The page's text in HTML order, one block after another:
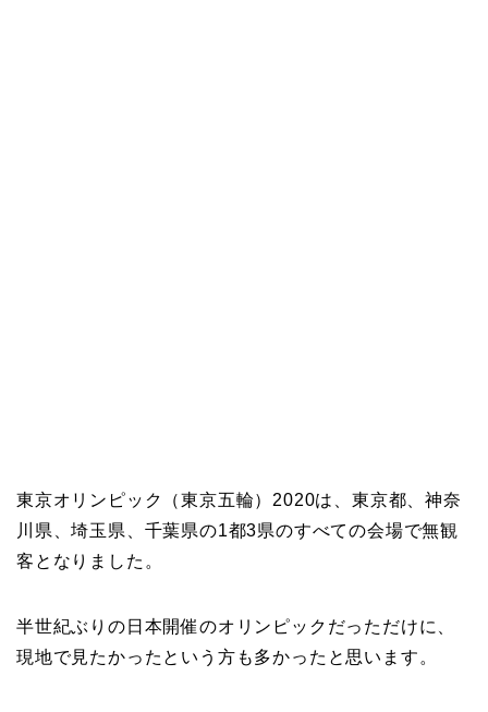
東京オリンピック（東京五輪）2020は、東京都、神奈
川県、埼玉県、千葉県の1都3県のすべての会場で無観
客となりました。
半世紀ぶりの日本開催のオリンピックだっただけに、
現地で見たかったという方も多かったと思います。